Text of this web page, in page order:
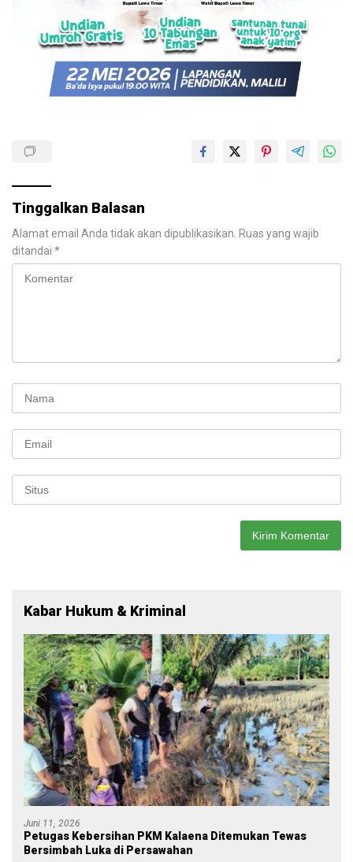
Tinggalkan Balasan
Alamat email Anda tidak akan dipublikasikan. Ruas yang wajib
ditandai *
Kabar Hukum & Kriminal
Juni 11, 2026
Petugas Kebersihan PKM Kalaena Ditemukan Tewas
Bersimbah Luka di Persawahan